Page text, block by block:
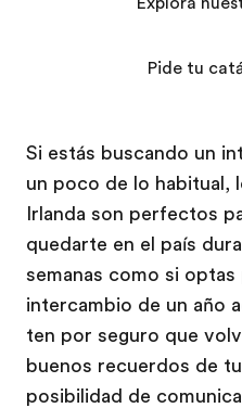
Si estás buscando un
un poco de lo habitual,
Irlanda son perfectos
quedarte en el país
semanas como si
intercambio de un año
ten por seguro que
buenos recuerdos de
posibilidad de
Pide tu